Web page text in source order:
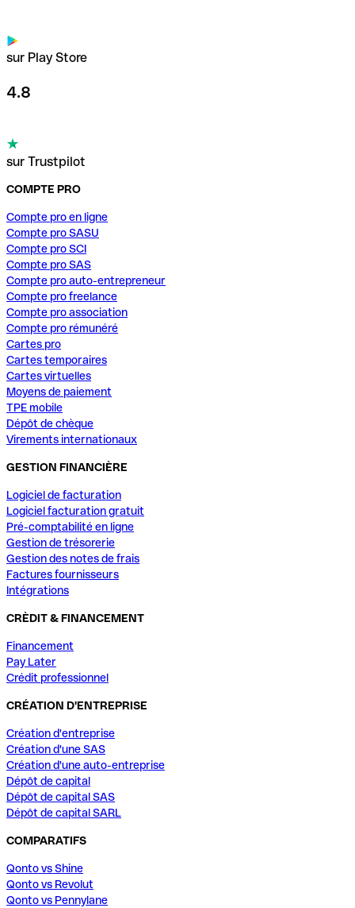
sur Play Store
4.8
sur Trustpilot
COMPTE PRO
Compte pro en ligne
Compte pro SASU
Compte pro SCI
Compte pro SAS
Compte pro auto-entrepreneur
Compte pro freelance
Compte pro association
Compte pro rémunéré
Cartes pro
Cartes temporaires
Cartes virtuelles
Moyens de paiement
TPE mobile
Dépôt de chèque
Virements internationaux
GESTION FINANCIÈRE
Logiciel de facturation
Logiciel facturation gratuit
Pré-comptabilité en ligne
Gestion de trésorerie
Gestion des notes de frais
Factures fournisseurs
Intégrations
CRÈDIT & FINANCEMENT
Financement
Pay Later
Crédit professionnel
CRÉATION D'ENTREPRISE
Création d'entreprise
Création d'une SAS
Création d'une auto-entreprise
Dépôt de capital
Dépôt de capital SAS
Dépôt de capital SARL
COMPARATIFS
Qonto vs Shine
Qonto vs Revolut
Qonto vs Pennylane